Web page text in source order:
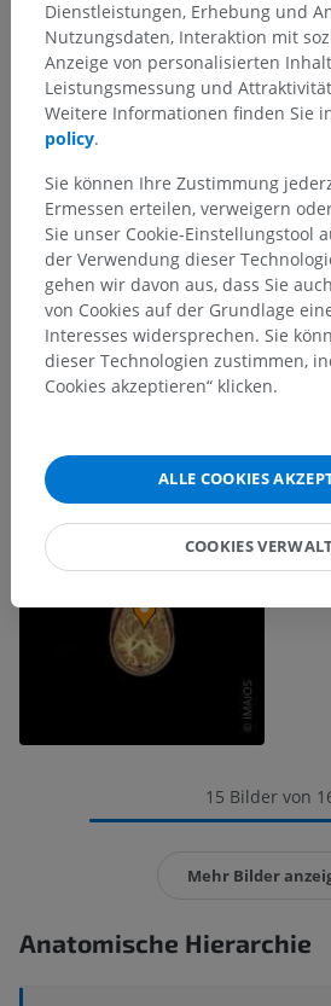
15 Bilder von
Mehr Bilder
Anatomische Hierarchie
Dienstleistungen, Erhebung und
Nutzungsdaten, Interaktion mit
Anzeige von personalisierten
Leistungsmessung und
Weitere Informationen finden Sie
policy.
Sie können Ihre Zustimmung
Ermessen erteilen, verweigern
Sie unser Cookie-Einstellungstool
der Verwendung dieser
gehen wir davon aus, dass Sie
von Cookies auf der Grundlage
Interesses widersprechen. Sie
dieser Technologien zustimmen,
Cookies akzeptieren“ klicken.
ALLE COOKIES
COOKIES